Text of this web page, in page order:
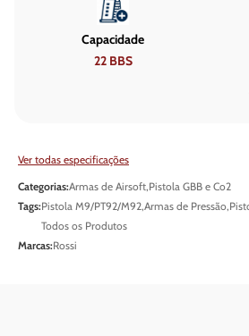
Capacidade
22 BBS
Ver todas especificações
Categorias:Armas de Airsoft,Pistola GBB e Co2
Tags:Pistola M9/PT92/M92,Armas de Pressão,
Todos os Produtos
Marcas:Rossi